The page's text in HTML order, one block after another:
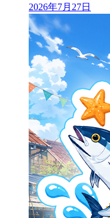
2026年7月27日